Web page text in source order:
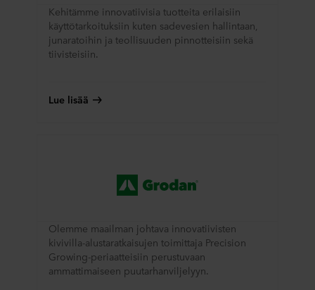
Kehitämme innovatiivisia tuotteita erilaisiin
käyttötarkoituksiin kuten sadevesien hallintaan,
junaratoihin ja teollisuuden pinnotteisiin sekä
tiivisteisiin.
Lue lisää
Olemme maailman johtava innovatiivisten
kivivilla-alustaratkaisujen toimittaja Precision
Growing-periaatteisiin perustuvaan
ammattimaiseen puutarhanviljelyyn.